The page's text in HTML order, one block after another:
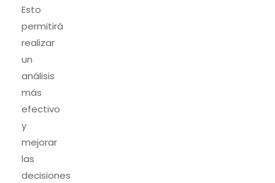
Esto
permitirá
realizar
un
análisis
más
efectivo
y
mejorar
las
decisiones